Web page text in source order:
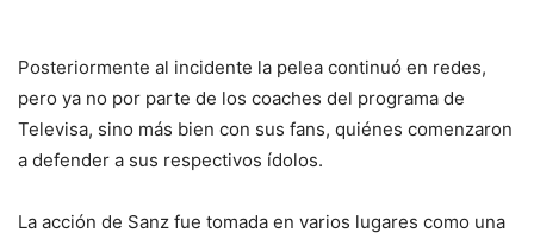
Posteriormente al incidente la pelea continuó en redes,
pero ya no por parte de los coaches del programa de
Televisa, sino más bien con sus fans, quiénes comenzaron
a defender a sus respectivos ídolos.
La acción de Sanz fue tomada en varios lugares como una